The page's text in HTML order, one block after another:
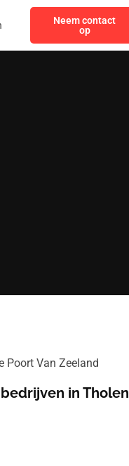
Neem contact
op
Poort Van Zeeland
in Tholen